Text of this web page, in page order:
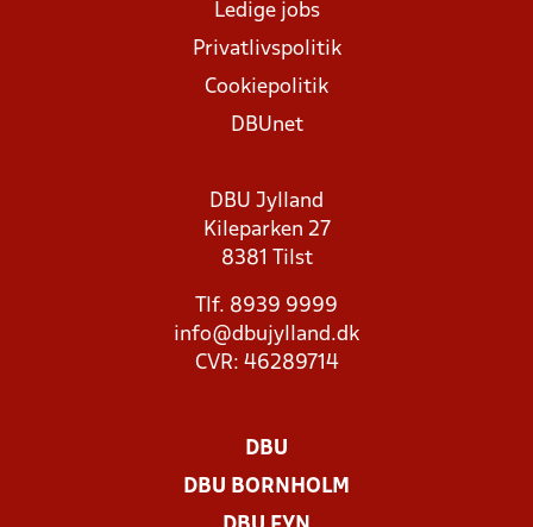
Ledige jobs
Privatlivspolitik
Cookiepolitik
DBUnet
DBU Jylland
Kileparken 27
8381 Tilst
Tlf. 8939 9999
info@dbujylland.dk
CVR: 46289714
DBU
DBU BORNHOLM